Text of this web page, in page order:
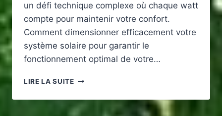
un défi technique complexe où chaque watt
compte pour maintenir votre confort.
Comment dimensionner efficacement votre
système solaire pour garantir le
fonctionnement optimal de votre…
LIRE LA SUITEQUELLE
SOLAIRE
CHOISIR